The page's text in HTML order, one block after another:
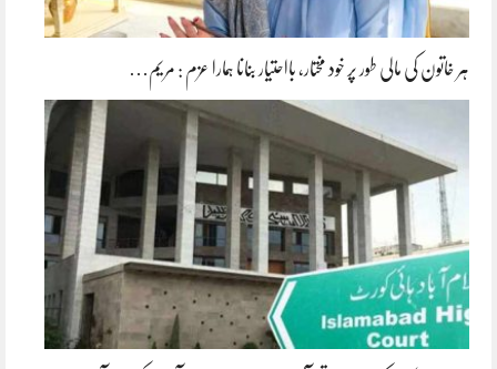
ہر خاتون کی مالی طور پر خود مختار، بااحتیار بنانا ہمارا عزم : مریم…